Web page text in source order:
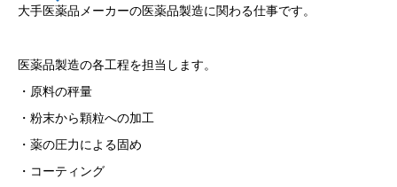
大手医薬品メーカーの医薬品製造に関わる仕事です。
医薬品製造の各工程を担当します。
・原料の秤量
・粉末から顆粒への加工
・薬の圧力による固め
・コーティング